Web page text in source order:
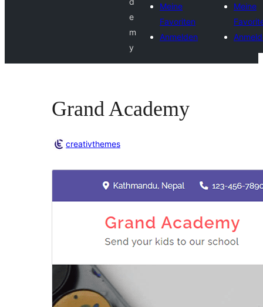
e
m
y
Meine
Favoriten
Anmelden
Meine
Grand Academy
creativthemes